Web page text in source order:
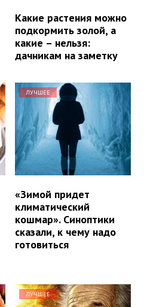
Какие растения можно
подкормить золой, а
какие – нельзя:
дачникам на заметку
ЛУЧШЕЕ
«Зимой придет
климатический
кошмар». Синоптики
сказали, к чему надо
готовиться
ЛУЧШЕЕ